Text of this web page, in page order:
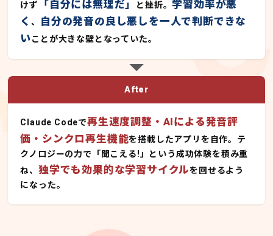
けず
「自分には無理だ」 と挫折。学習効率が悪
く、
自分の発音の良し悪しを一人で判断できな
いことが大きな壁となっていた。
After
Claude Codeで再生速度調整・AIによる発音評
価・シンクロ再生機能を搭載したアプリを自作。テ
クノロジーの力で「聞こえる!」という成功体験を積み重
ね、独学でも効果的な学習サイクルを回せるよう
になった。